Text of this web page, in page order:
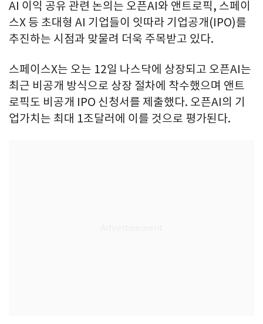
AI 이익 공유 관련 논의는 오픈AI와 앤트로픽, 스페이
스X 등 초대형 AI 기업들이 잇따라 기업공개(IPO)를
추진하는 시점과 맞물려 더욱 주목받고 있다.
스페이스X는 오는 12일 나스닥에 상장되고 오픈AI는
최근 비공개 방식으로 상장 절차에 착수했으며 앤트
로픽도 비공개 IPO 신청서를 제출했다. 오픈AI의 기
업가치는 최대 1조달러에 이를 것으로 평가된다.